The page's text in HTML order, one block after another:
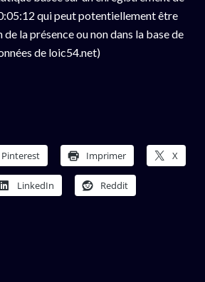
qui peut potentiellement être
la présence ou non dans la base de
de loic54.net)
Pinterest Imprimer X
LinkedIn Reddit